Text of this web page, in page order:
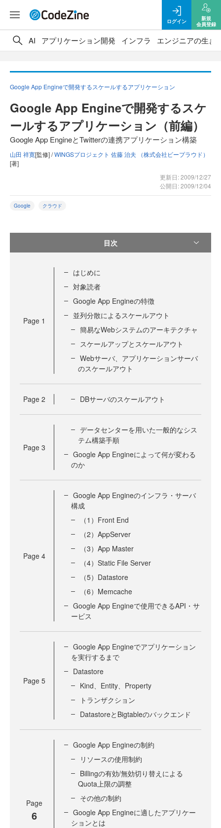
ログイン
新規
会員登録
AI アプリケーション開発 インフラ エンジニアの生き
Google App Engineで開発するスケールするアプリケーション
Google App Engineで開発するスケ
ールするアプリケーション（前編）
Google App EngineとTwitterの連携アプリケーション構築
山田 祥寛[監修] /WINGSプロジェクト 佐藤 治夫 （株式会社ビープラウド）
[著]
更新日: 2009/12/27
公開日: 2009/12/04
Google クラウド
目次
Page 1
はじめに
対象読者
Google App Engineの特徴
並列分散によるスケールアウト
簡易なWebシステムのアーキテクチャ
スケールアップとスケールアウト
Webサーバ、アプリケーションサーバ
のスケールアウト
Page 2 DBサーバのスケールアウト
Page 3
データセンターを用いた一般的なシス
テム構築手順
Google App Engineによって何が変わる
のか
Page 4
Google App Engineのインフラ・サーバ
構成
（1）Front End
（2）AppServer
（3）App Master
（4）Static File Server
（5）Datastore
（6）Memcache
Google App Engineで使用できるAPI・サ
ービス
Page 5
Google App Engineでアプリケーション
を実行するまで
Datastore
Kind、Entity、Property
トランザクション
DatastoreとBigtableのバックエンド
Page
6
Google App Engineの制約
リソースの使用制約
Billingの有効/無効切り替えによる
Quota上限の調整
その他の制約
Google App Engineに適したアプリケー
ションとは